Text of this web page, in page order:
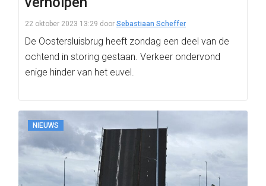
22 oktober 2023 13:29 door Sebastiaan Scheffer
De Oostersluisbrug heeft zondag een deel van de
ochtend in storing gestaan. Verkeer ondervond
enige hinder van het euvel.
NIEUWS